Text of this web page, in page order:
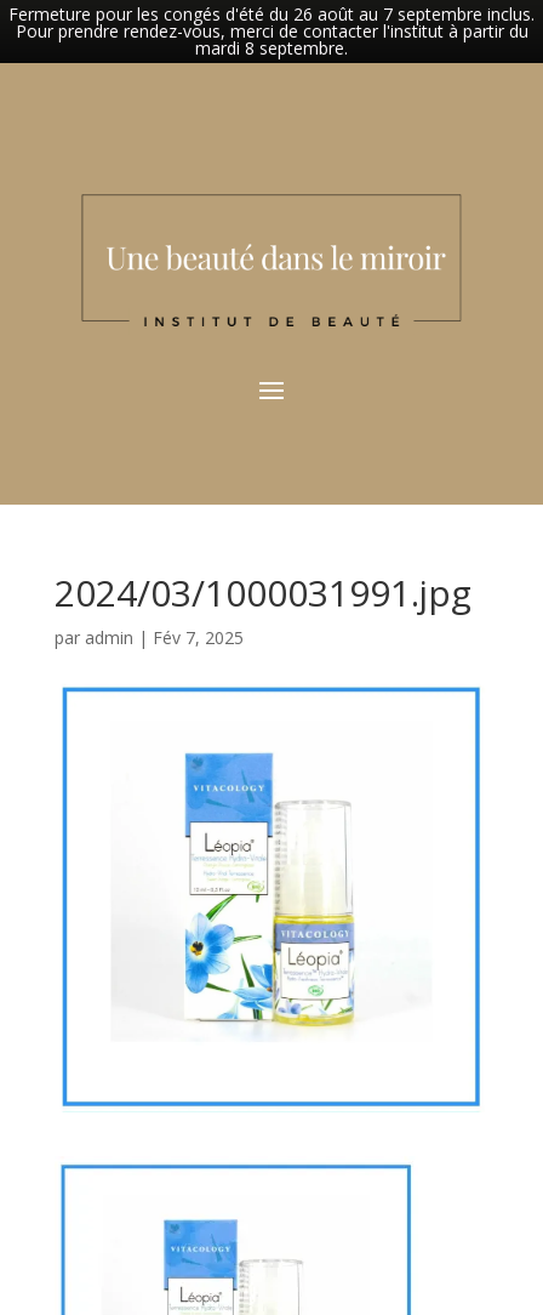
Fermeture pour les congés d'été du 26 août au 7 septembre inclus.
Pour prendre rendez-vous, merci de contacter l'institut à partir du
mardi 8 septembre.
2024/03/1000031991.jpg
par admin | Fév 7, 2025